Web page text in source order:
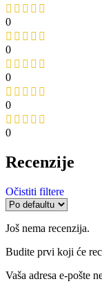
0
0
0
0
0
Recenzije
Očistiti filtere
Još nema recenzija.
Budite prvi koji će
Vaša adresa e-pošte